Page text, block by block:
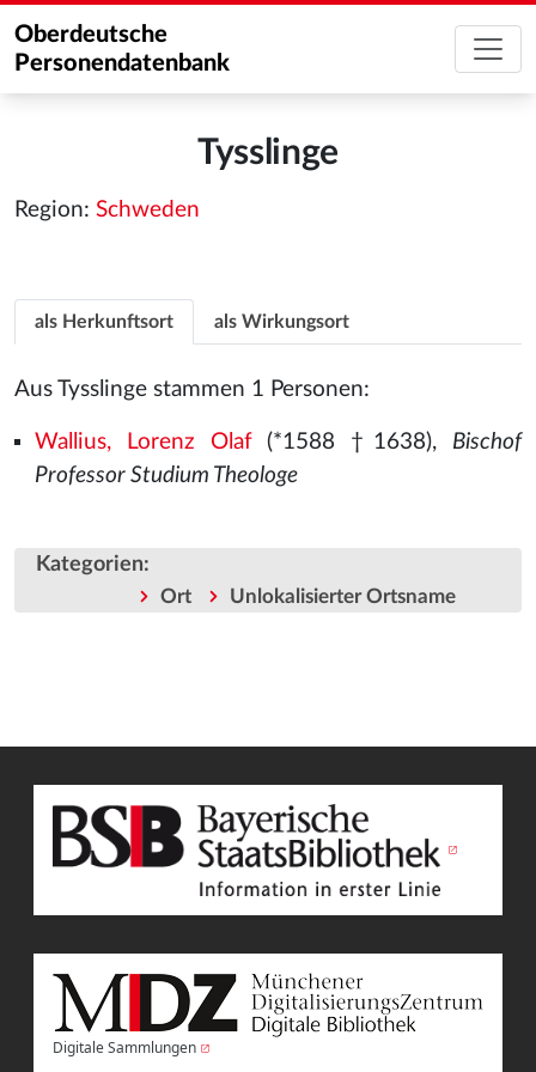
Oberdeutsche
Personendatenbank
Tysslinge
Region: Schweden
als Herkunftsort als Wirkungsort
Aus Tysslinge stammen 1 Personen:
Wallius, Lorenz Olaf(*1588 †1638), Bischof
Professor Studium Theologe
Kategorien:
Ort Unlokalisierter Ortsname
Digitale Sammlungen